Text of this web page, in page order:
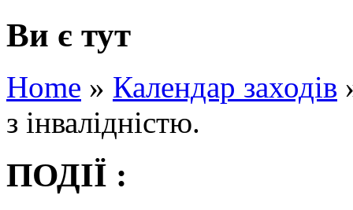
Ви є тут
Home » Календар заходів
з інвалідністю.
ПОДІЇ :